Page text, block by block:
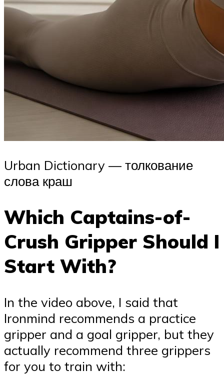
Urban Dictionary — толкование
слова краш
Which Captains-of-
Crush Gripper Should I
Start With?
In the video above, I said that
Ironmind recommends a practice
gripper and a goal gripper, but they
actually recommend three grippers
for you to train with: